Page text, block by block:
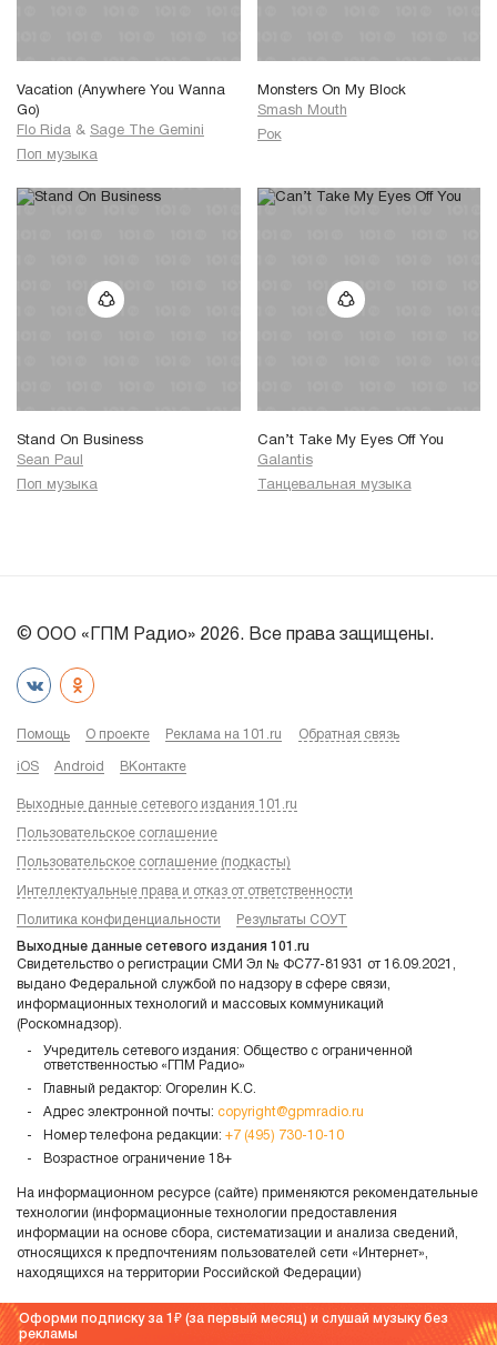
Vacation (Anywhere You Wanna
Go)
Flo Rida & Sage The Gemini
Поп музыка
Monsters On My Block
Smash Mouth
Рок
Stand On Business
Sean Paul
Поп музыка
Can’t Take My Eyes Off You
Galantis
Танцевальная музыка
© ООО «ГПМ Радио» 2026. Все права защищены.
Помощь О проекте Реклама на 101.ru Обратная связь
iOS Android ВКонтакте
Выходные данные сетевого издания 101.ru
Пользовательское соглашение
Пользовательское соглашение (подкасты)
Интеллектуальные права и отказ от ответственности
Политика конфиденциальности Результаты СОУТ
Выходные данные сетевого издания 101.ru
Свидетельство о регистрации СМИ Эл № ФС77-81931 от 16.09.2021,
выдано Федеральной службой по надзору в сфере связи,
информационных технологий и массовых коммуникаций
(Роскомнадзор).
Учредитель сетевого издания: Общество с ограниченной
ответственностью «ГПМ Радио»
Главный редактор: Огорелин К.С.
Адрес электронной почты: copyright@gpmradio.ru
Номер телефона редакции: +7 (495) 730-10-10
Возрастное ограничение 18+
На информационном ресурсе (сайте) применяются рекомендательные
технологии (информационные технологии предоставления
информации на основе сбора, систематизации и анализа сведений,
относящихся к предпочтениям пользователей сети «Интернет»,
находящихся на территории Российской Федерации)
Оформи подписку за 1
(за первый месяц) и слушай музыку без
рекламы